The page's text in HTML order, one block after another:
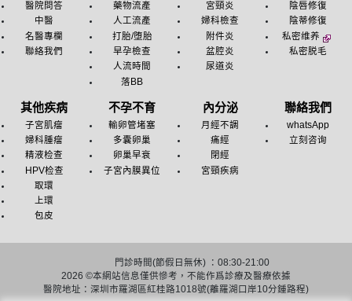
醫院問答
中醫
名醫專欄
聯絡我們
藥物流產
人工流產
打胎/堕胎
早孕檢查
人流時間
落BB
宮頸炎
婦科檢查
附件炎
盆腔炎
尿道炎
陰唇修復
陰蒂修復
私密维养
私密脱毛
其他疾病
子宮肌瘤
婦科腫瘤
精液检查
HPV检查
取環
上環
包皮
不孕不育
輸卵管堵塞
多囊卵巢
卵巢早衰
子宮內膜異位
內分泌
月經不調
痛經
閉經
宮頸疾病
聯絡我們
whatsApp
立刻咨询
2026 ©
門診時間(節假日無休) ：08:30-21:00
本網站信息僅供慘考，不能作爲診療及醫療依據
醫院地址：深圳市羅湖區紅桂路1018號(離羅湖口岸10分鍾路程)